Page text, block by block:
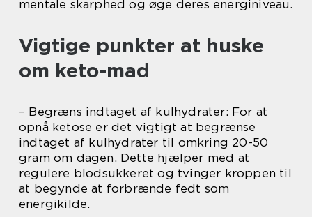
mentale skarphed og øge deres energiniveau.
Vigtige punkter at huske
om keto-mad
– Begræns indtaget af kulhydrater: For at
opnå ketose er det vigtigt at begrænse
indtaget af kulhydrater til omkring 20-50
gram om dagen. Dette hjælper med at
regulere blodsukkeret og tvinger kroppen til
at begynde at forbrænde fedt som
energikilde.